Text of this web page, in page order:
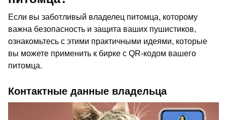
Если вы заботливый владелец питомца, которому
важна безопасность и защита ваших пушистиков,
ознакомьтесь с этими практичными идеями, которые
вы можете применить к бирке с QR-кодом вашего
питомца.
Контактные данные владельца